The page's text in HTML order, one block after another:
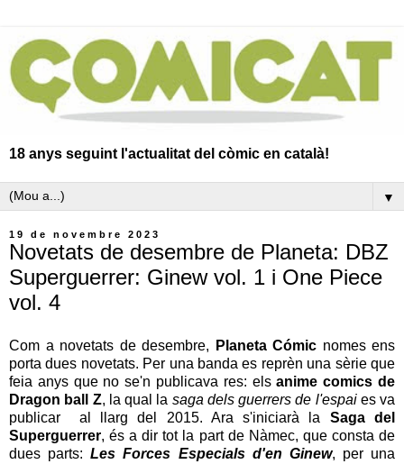
18 anys seguint l'actualitat del còmic en català!
▼
19 de novembre 2023
Novetats de desembre de Planeta: DBZ
Superguerrer: Ginew vol. 1 i One Piece
vol. 4
Com a novetats de desembre, Planeta Cómic nomes ens
porta dues novetats. Per una banda es reprèn una sèrie que
feia anys que no se'n publicava res: elsanime comics de
Dragon ball Z, la qual la saga dels guerrers de l'espaies va
publicar al llarg del 2015. Ara s'iniciarà la Saga del
Superguerrer, és a dir tot la part de Nàmec, que consta de
dues parts:Les Forces Especials d'en Ginew, per una